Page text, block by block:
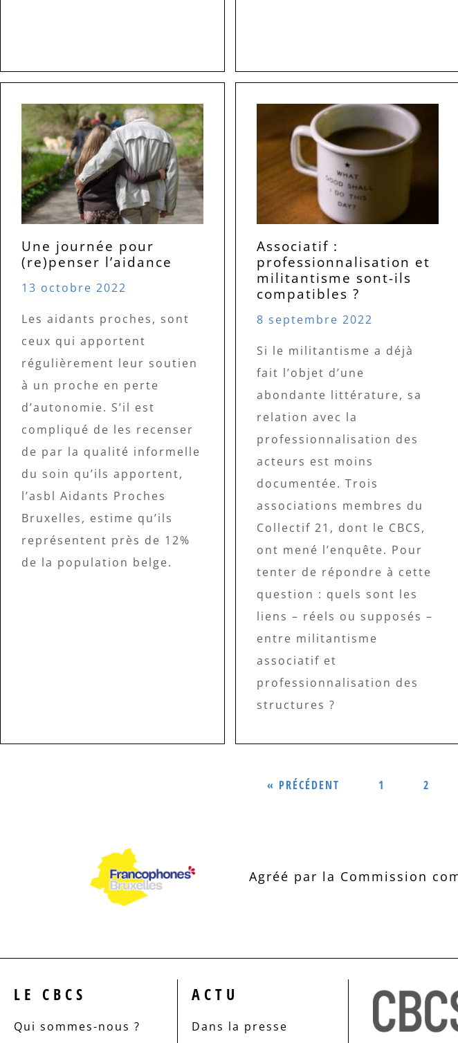
Une journée pour
(re)penser l’aidance
13 octobre 2022
Les aidants proches, sont
ceux qui apportent
régulièrement leur soutien
à un proche en perte
d’autonomie. S’il est
compliqué de les recenser
de par la qualité informelle
du soin qu’ils apportent,
l’asbl Aidants Proches
Bruxelles, estime qu’ils
représentent près de 12%
de la population belge.
Associatif :
professionnalisation et
militantisme sont-ils
compatibles ?
8 septembre 2022
Si le militantisme a déjà
fait l’objet d’une
abondante littérature, sa
relation avec la
professionnalisation des
acteurs est moins
documentée. Trois
associations membres du
Collectif 21, dont le CBCS,
ont mené l’enquête. Pour
tenter de répondre à cette
question : quels sont les
liens – réels ou supposés –
entre militantisme
associatif et
professionnalisation des
structures ?
« PRÉCÉDENT 1 2
Agréé par la Commission
LE CBCS
Qui sommes-nous ?
ACTU
Dans la presse